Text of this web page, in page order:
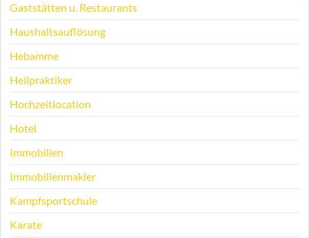
Gaststätten u. Restaurants
Haushaltsauflösung
Hebamme
Heilpraktiker
Hochzeitlocation
Hotel
Immobilien
Immobilienmakler
Kampfsportschule
Karate